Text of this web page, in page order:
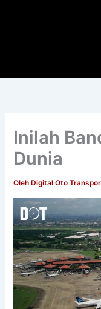
Inilah
Dunia
Oleh Digital Oto